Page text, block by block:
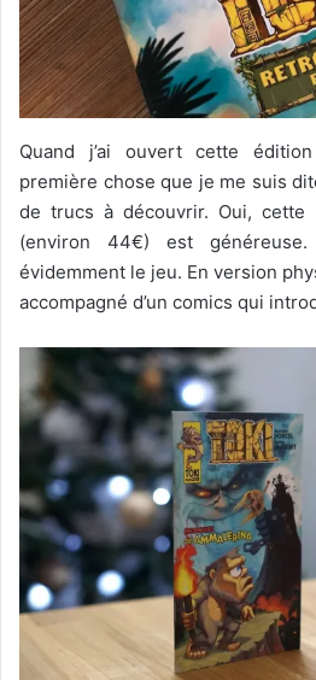
Quand j’ai ouvert cette
première chose que je me suis
de trucs à découvrir. Oui,
(environ 44€) est
évidemment le jeu. En version
accompagné d’un comics qui